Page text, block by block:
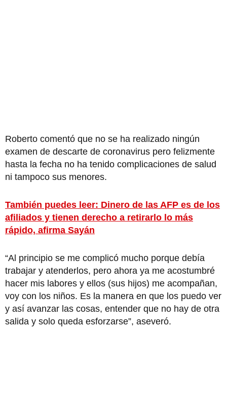
Roberto comentó que no se ha realizado ningún
examen de descarte de coronavirus pero felizmente
hasta la fecha no ha tenido complicaciones de salud
ni tampoco sus menores.
También puedes leer: Dinero de las AFP es de los
afiliados y tienen derecho a retirarlo lo más
rápido, afirma Sayán
“Al principio se me complicó mucho porque debía
trabajar y atenderlos, pero ahora ya me acostumbré
hacer mis labores y ellos (sus hijos) me acompañan,
voy con los niños. Es la manera en que los puedo ver
y así avanzar las cosas, entender que no hay de otra
salida y solo queda esforzarse”, aseveró.